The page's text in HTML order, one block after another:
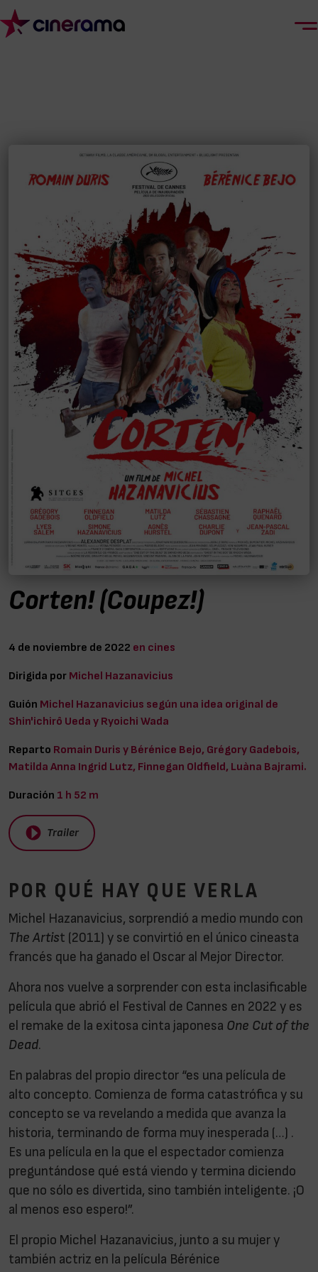
Corten! (Coupez!)
4 de noviembre de 2022 en cines
Dirigida por Michel Hazanavicius
Guión Michel Hazanavicius según una idea original de
Shin'ichirô Ueda y Ryoichi Wada
Reparto Romain Duris y Bérénice Bejo, Grégory Gadebois,
Matilda Anna Ingrid Lutz, Finnegan Oldfield, Luàna Bajrami.
Duración 1 h 52 m
Trailer
POR QUÉ HAY QUE VERLA
Michel Hazanavicius, sorprendió a medio mundo con
The Artist (2011) y se convirtió en el único cineasta
francés que ha ganado el Oscar al Mejor Director.
Ahora nos vuelve a sorprender con esta inclasificable
película que abrió el Festival de Cannes en 2022 y es
el remake de la exitosa cinta japonesa One Cut of the
Dead.
En palabras del propio director “es una película de
alto concepto. Comienza de forma catastrófica y su
concepto se va revelando a medida que avanza la
historia, terminando de forma muy inesperada (…) .
Es una película en la que el espectador comienza
preguntándose qué está viendo y termina diciendo
que no sólo es divertida, sino también inteligente. ¡O
al menos eso espero!”.
El propio Michel Hazanavicius, junto a su mujer y
también actriz en la película Bérénice